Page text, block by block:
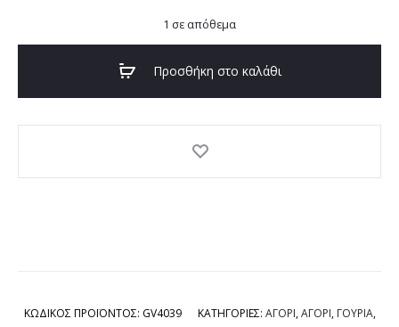
1 σε απόθεμα
Προσθήκη στο καλάθι
ΚΩΔΙΚΟΣ ΠΡΟΪΟΝΤΟΣ: GV4039 ΚΑΤΗΓΟΡΙΕΣ: ΑΓΟΡΙ,ΑΓΟΡΙ, ΓΟΥΡΙΑ,